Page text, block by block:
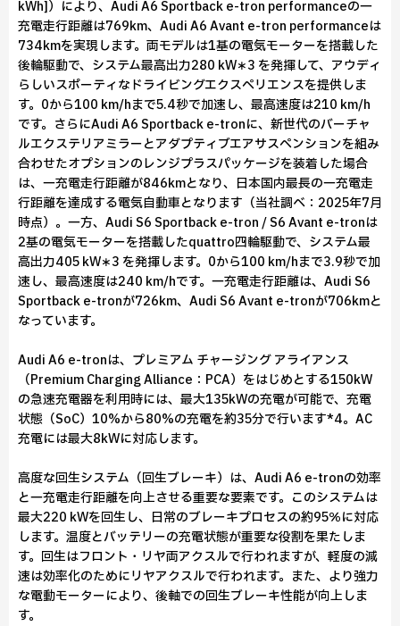
kWh]）により、Audi A6 Sportback e-tron performanceの一
充電走行距離は769km、Audi A6 Avant e-tron performanceは
734kmを実現します。両モデルは1基の電気モーターを搭載した
後輪駆動で、システム最高出力280 kW∗3 を発揮して、アウディ
らしいスポーティなドライビングエクスペリエンスを提供しま
す。0から100 km/hまで5.4秒で加速し、最高速度は210 km/h
です。さらにAudi A6 Sportback e-tronに、新世代のバーチャ
ルエクステリアミラーとアダプティブエアサスペンションを組み
合わせたオプションのレンジプラスパッケージを装着した場合
は、一充電走行距離が846kmとなり、日本国内最長の一充電走
行距離を達成する電気自動車となります（当社調べ：2025年7月
時点）。一方、Audi S6 Sportback e-tron / S6 Avant e-tronは
2基の電気モーターを搭載したquattro四輪駆動で、システム最
高出力405 kW∗3 を発揮します。0から100 km/hまで3.9秒で加
速し、最高速度は240 km/hです。一充電走行距離は、Audi S6
Sportback e-tronが726km、Audi S6 Avant e-tronが706kmと
なっています。
Audi A6 e-tronは、プレミアム チャージング アライアンス
（Premium Charging Alliance：PCA）をはじめとする150kW
の急速充電器を利用時には、最大135kWの充電が可能で、充電
状態（SoC）10%から80%の充電を約35分で行います*4。AC
充電には最大8kWに対応します。
高度な回生システム（回生ブレーキ）は、Audi A6 e-tronの効率
と一充電走行距離を向上させる重要な要素です。このシステムは
最大220 kWを回生し、日常のブレーキプロセスの約95％に対応
します。温度とバッテリーの充電状態が重要な役割を果たしま
す。回生はフロント・リヤ両アクスルで行われますが、軽度の減
速は効率化のためにリヤアクスルで行われます。また、より強力
な電動モーターにより、後軸での回生ブレーキ性能が向上しま
す。